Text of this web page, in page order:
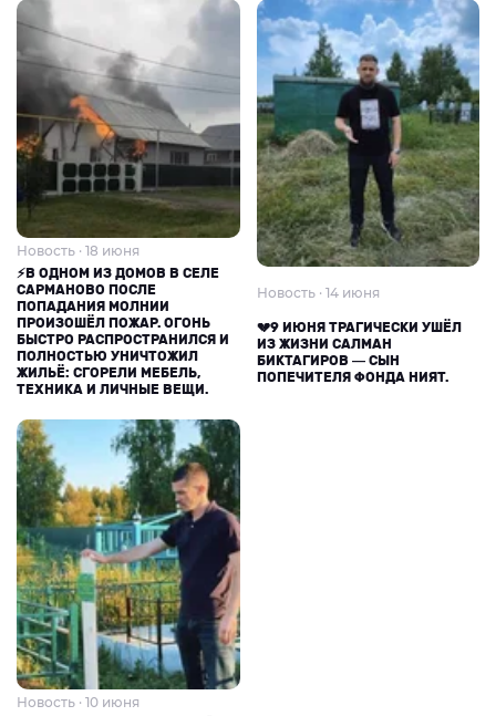
Новость · 18 июня
⚡В ОДНОМ ИЗ ДОМОВ В СЕЛЕ
САРМАНОВО ПОСЛЕ
ПОПАДАНИЯ МОЛНИИ
ПРОИЗОШЁЛ ПОЖАР. ОГОНЬ
БЫСТРО РАСПРОСТРАНИЛСЯ И
ПОЛНОСТЬЮ УНИЧТОЖИЛ
ЖИЛЬЁ: СГОРЕЛИ МЕБЕЛЬ,
ТЕХНИКА И ЛИЧНЫЕ ВЕЩИ.
Новость · 14 июня
💔9 ИЮНЯ ТРАГИЧЕСКИ УШЁЛ
ИЗ ЖИЗНИ САЛМАН
БИКТАГИРОВ — СЫН
ПОПЕЧИТЕЛЯ ФОНДА НИЯТ.
Новость · 10 июня